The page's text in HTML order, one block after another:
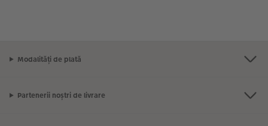
Modalități de plată
Partenerii noștri de livrare